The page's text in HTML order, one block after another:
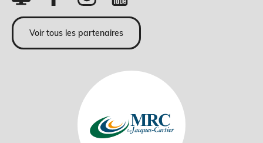
Voir tous les partenaires